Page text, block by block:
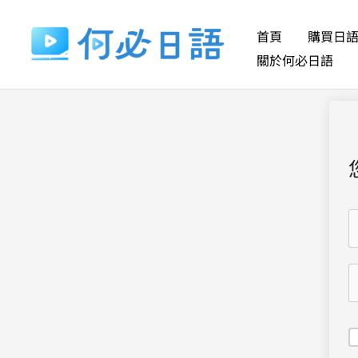
要
首頁 購買日
關於何必日語